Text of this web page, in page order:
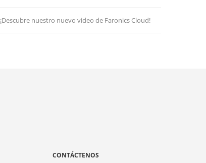
¡Descubre nuestro nuevo video de Faronics Cloud!
CONTÁCTENOS